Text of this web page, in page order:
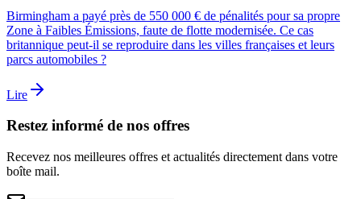
Birmingham a payé près de 550 000 € de pénalités pour sa propre
Zone à Faibles Émissions, faute de flotte modernisée. Ce cas
britannique peut-il se reproduire dans les villes françaises et leurs
parcs automobiles ?
Lire
Restez informé de nos offres
Recevez nos meilleures offres et actualités directement dans votre
boîte mail.